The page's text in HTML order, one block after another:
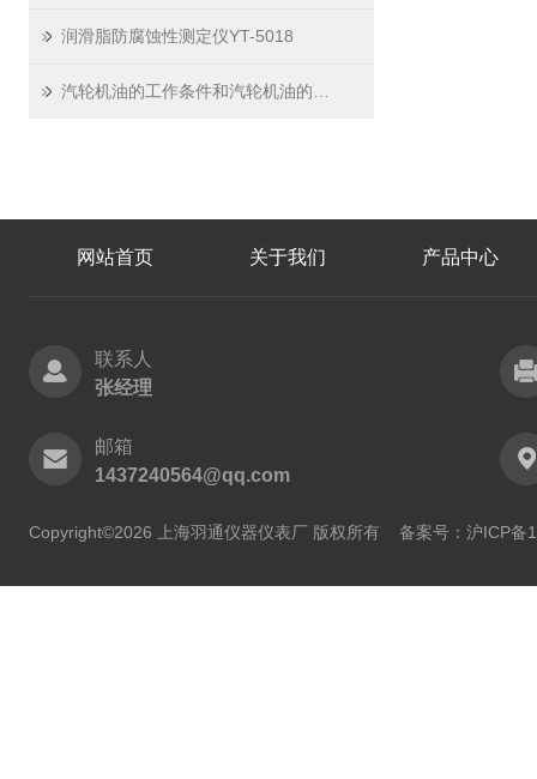
润滑脂防腐蚀性测定仪YT-5018
网站首页 关于我们 产品中心
联系人
张经理
邮箱
1437240564@qq.com
Copyright©2026 上海羽通仪器仪表厂 版权所有 备案号：沪ICP备